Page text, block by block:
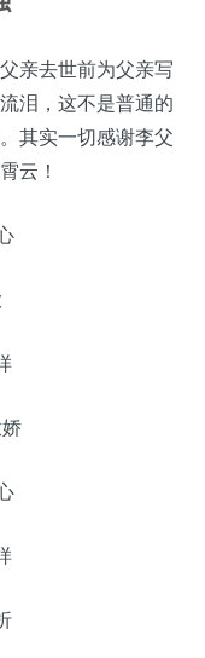
亲去世前为父亲写
泪，这不是普通的
其实一切感谢李父
云！